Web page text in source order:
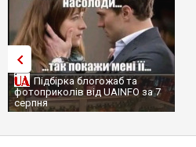
Підбірка блогожаб та
фотоприколів від UAINFO за 7
серпня